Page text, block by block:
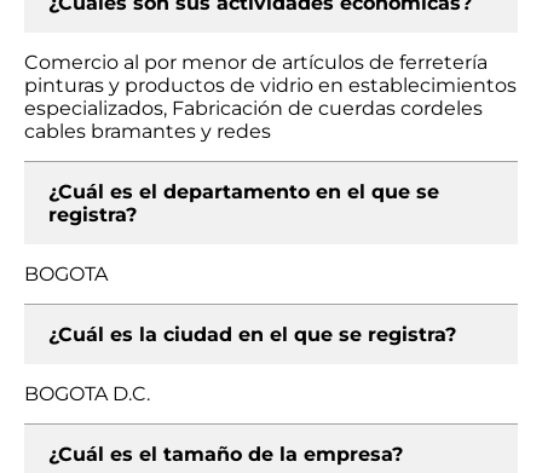
Comercio al por menor de artículos de ferretería
pinturas y productos de vidrio en establecimientos
especializados, Fabricación de cuerdas cordeles
cables bramantes y redes
¿Cuál es el departamento en el que se
registra?
BOGOTA
¿Cuál es la ciudad en el que se registra?
BOGOTA D.C.
¿Cuál es el tamaño de la empresa?